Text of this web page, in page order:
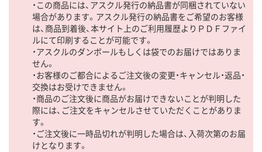
・この商品には、アスクル発行の納品書が同梱されていない
場合があります。アスクル発行の納品書をご希望のお客様
は、商品到着後、本サイト上のご利用履歴よりＰＤＦファイ
ルにて印刷することが可能です。
・アスクルのダンボールもしくは袋でのお届けではありま
せん。
・お客様のご都合によるご注文後の変更・キャンセル・返品・
交換はお受けできません。
・商品のご注文後に商品がお届けできないことが判明した
際には、ご注文をキャンセルさせていただくことがありま
す。
・ご注文後に一時品切れが判明した場合は、入荷次第のお届
けとなります。